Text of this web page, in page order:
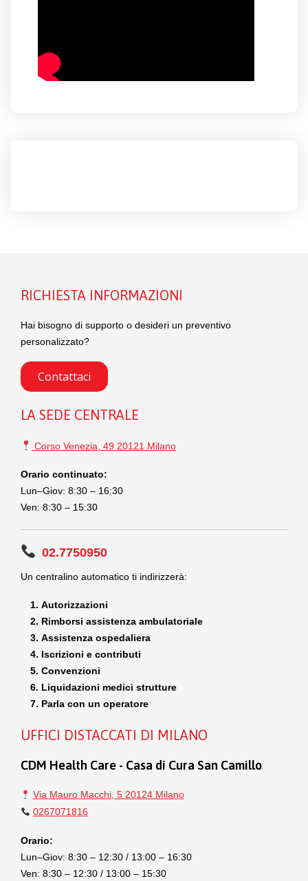
RICHIESTA INFORMAZIONI
Hai bisogno di supporto o desideri un preventivo
personalizzato?
Contattaci
LA SEDE CENTRALE
Corso Venezia, 49 20121 Milano
Orario continuato:
Lun–Giov: 8:30 – 16:30
Ven: 8:30 – 15:30
02.7750950
Un centralino automatico ti indirizzerà:
Autorizzazioni
Rimborsi assistenza ambulatoriale
Assistenza ospedaliera
Iscrizioni e contributi
Convenzioni
Liquidazioni medici strutture
Parla con un operatore
UFFICI DISTACCATI DI MILANO
CDM Health Care - Casa di Cura San Camillo
Via Mauro Macchi, 5 20124 Milano
0267071816
Orario:
Lun–Giov: 8:30 – 12:30 / 13:00 – 16:30
Ven: 8:30 – 12:30 / 13:00 – 15:30